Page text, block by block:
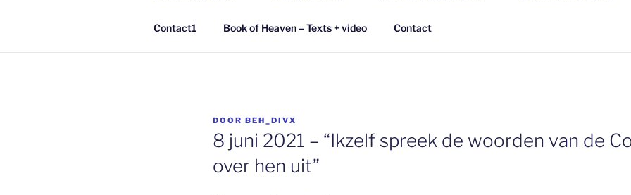
Contact1 Book of Heaven – Texts + video Contact
GEPLAATST
OP
DOOR BEH_DIVX
8 juni 2021 – “Ikzelf spreek de woorden van de
over hen uit”